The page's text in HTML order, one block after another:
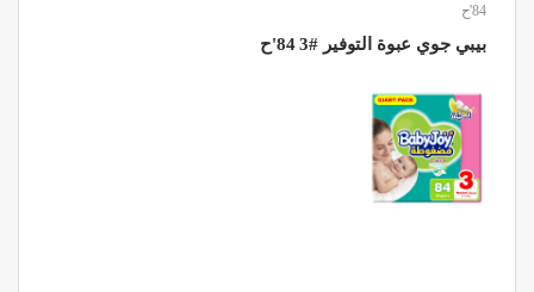
84'ح
بيبي جوي عبوة التوفير #3 84'ح